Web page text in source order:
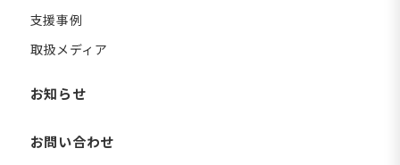
支援事例
取扱メディア
お知らせ
お問い合わせ